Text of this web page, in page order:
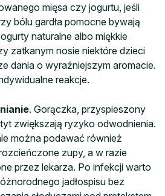
mięsa czy jogurtu, jeśli
bólu gardła pomocne bywają
naturalne albo miękkie
zatkanym nosie niektóre dzieci
dania o wyraźniejszym aromacie.
reakcje.
. Gorączka, przyspieszony
zwiększają ryzyko odwodnienia.
można podawać również
zupy, a w razie
przez lekarza. Po infekcji warto
jadłospisu bez